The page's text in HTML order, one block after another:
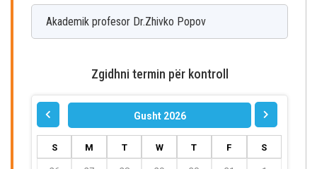
Akademik profesor Dr.Zhivko Popov
Zgidhni termin për kontroll
Gusht 2026
S M T W T F S